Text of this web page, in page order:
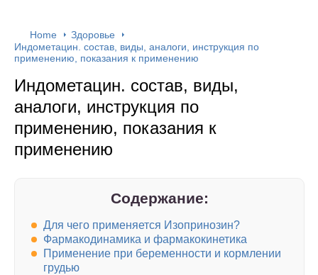
Home
Здоровье
Индометацин. состав, виды, аналоги, инструкция по
применению, показания к применению
Индометацин. состав, виды,
аналоги, инструкция по
применению, показания к
применению
Содержание:
Для чего применяется Изопринозин?
Фармакодинамика и фармакокинетика
Применение при беременности и кормлении
грудью